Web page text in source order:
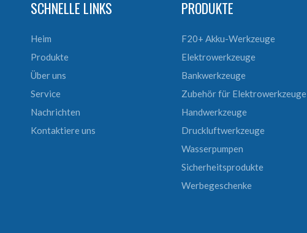
SCHNELLE LINKS
Heim
Produkte
Über uns
Service
Nachrichten
Kontaktiere uns
PRODUKTE
F20+ Akku-Werkzeuge
Elektrowerkzeuge
Bankwerkzeuge
Zubehör für Elektrowerkzeuge
Handwerkzeuge
Druckluftwerkzeuge
Wasserpumpen
Sicherheitsprodukte
Werbegeschenke